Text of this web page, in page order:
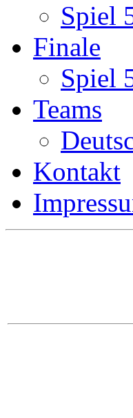
Spiel
Finale
Spiel
Teams
Kontakt